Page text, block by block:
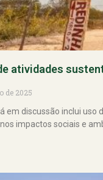
atividades
de 2025
em discussão inclui uso
impactos sociais e